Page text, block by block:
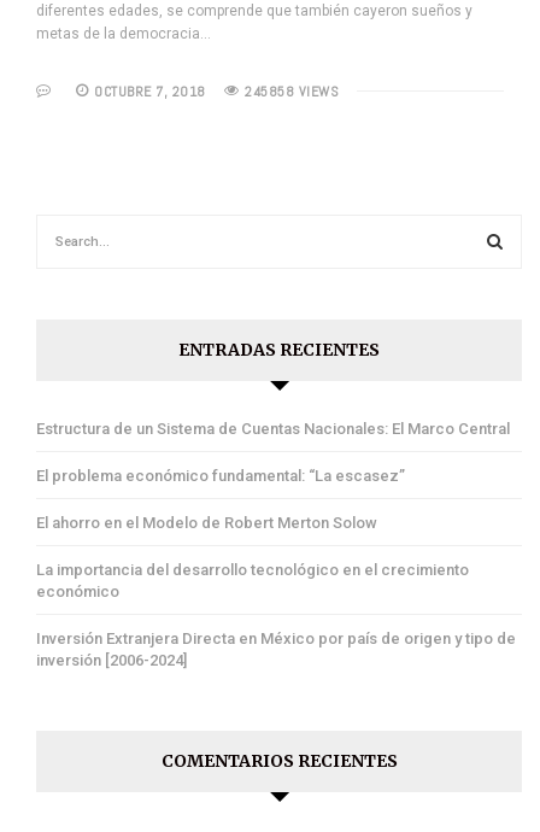
diferentes edades, se comprende que también cayeron sueños y
metas de la democracia…
OCTUBRE 7, 2018 245858 VIEWS
ENTRADAS RECIENTES
Estructura de un Sistema de Cuentas Nacionales: El Marco Central
El problema económico fundamental: “La escasez”
El ahorro en el Modelo de Robert Merton Solow
La importancia del desarrollo tecnológico en el crecimiento
económico
Inversión Extranjera Directa en México por país de origen y tipo de
inversión [2006-2024]
COMENTARIOS RECIENTES